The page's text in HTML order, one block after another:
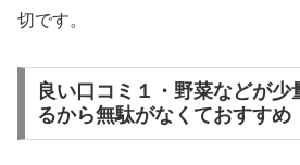
切です。
良い口コミ１・野菜などが少
るから無駄がなくておすすめ